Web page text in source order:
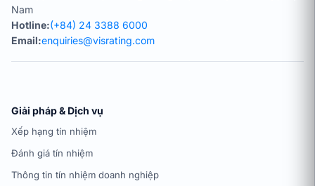
Nam
Hotline:(+84) 24 3388 6000
Email:enquiries@visrating.com
Giải pháp & Dịch vụ
Xếp hạng tín nhiệm
Đánh giá tín nhiệm
Thông tin tín nhiệm doanh nghiệp